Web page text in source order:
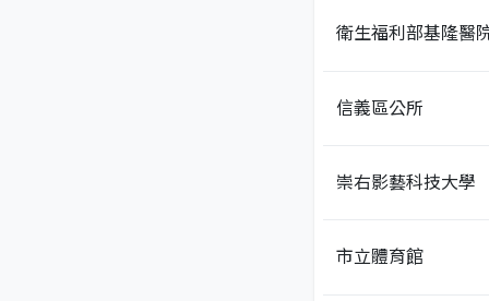
衛生福利部基隆醫
信義區公所
崇右影藝科技大學
市立體育館